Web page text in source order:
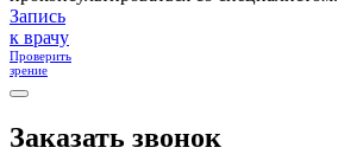
Запись
к врачу
Проверить
зрение
Заказать звонок